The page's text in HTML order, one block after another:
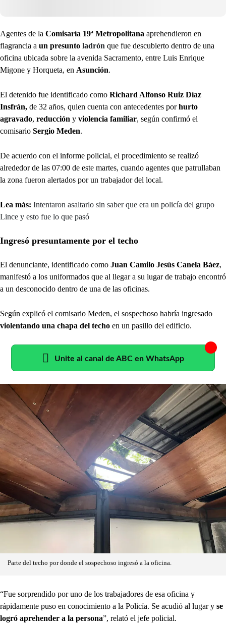
Agentes de la Comisaría 19ª Metropolitana aprehendieron en
flagrancia a un presunto ladrón que fue descubierto dentro de una
oficina ubicada sobre la avenida Sacramento, entre Luis Enrique
Migone y Horqueta, en Asunción.
El detenido fue identificado como Richard Alfonso Ruiz Díaz
Insfrán, de 32 años, quien cuenta con antecedentes porhurto
agravado, reducción y violencia familiar, según confirmó el
comisario Sergio Meden.
De acuerdo con el informe policial, el procedimiento se realizó
alrededor de las 07:00 de este martes, cuando agentes que patrullaban
la zona fueron alertados por un trabajador del local.
Lea más: Intentaron asaltarlo sin saber que era un policía del grupo
Lince y esto fue lo que pasó
Ingresó presuntamente por el techo
El denunciante, identificado como Juan Camilo Jesús Canela Báez,
manifestó a los uniformados que al llegar a su lugar de trabajo encontró
a un desconocido dentro de una de las oficinas.
Según explicó el comisario Meden, el sospechoso habría ingresado
violentando una chapa del techo en un pasillo del edificio.
Unite al canal de ABC en WhatsApp
Parte del techo por donde el sospechoso ingresó a la oficina.
“Fue sorprendido por uno de los trabajadores de esa oficina y
rápidamente puso en conocimiento a la Policía. Se acudió al lugar y se
logró aprehender a la persona”, relató el jefe policial.